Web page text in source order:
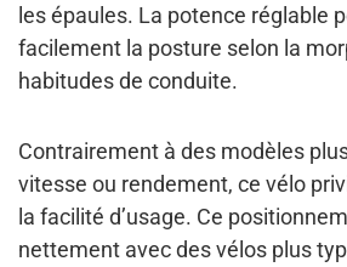
les épaules. La potence réglable
facilement la posture selon la
habitudes de conduite.
Contrairement à des modèles
vitesse ou rendement, ce vélo
la facilité d’usage. Ce
nettement avec des vélos plus